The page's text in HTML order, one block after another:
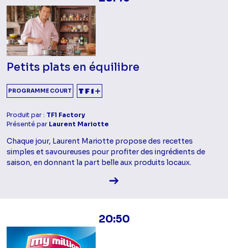
Petits plats en équilibre
PROGRAMME COURT
Produit par : TF1 Factory
Présenté par Laurent Mariotte
Chaque jour, Laurent Mariotte propose des recettes
simples et savoureuses pour profiter des ingrédients de
saison, en donnant la part belle aux produits locaux.
Voir la fiche diffusion
20:50